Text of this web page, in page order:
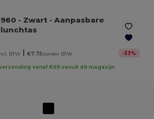
- Zwart - Aanpasbare
BTW | €7.75zonder BTW -33%
vanaf €69 vanuit dit magazijn